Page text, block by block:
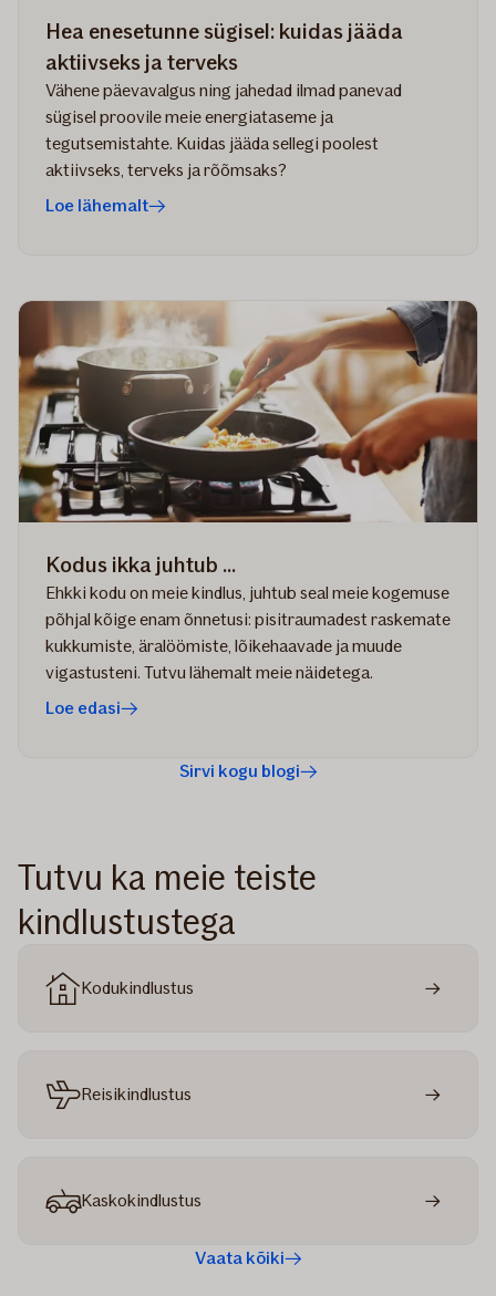
Hea enesetunne sügisel: kuidas jääda
aktiivseks ja terveks
Vähene päevavalgus ning jahedad ilmad panevad
sügisel proovile meie energiataseme ja
tegutsemistahte. Kuidas jääda sellegi poolest
aktiivseks, terveks ja rõõmsaks?
Loe lähemalt
Kodus ikka juhtub ...
Ehkki kodu on meie kindlus, juhtub seal meie kogemuse
põhjal kõige enam õnnetusi: pisitraumadest raskemate
kukkumiste, äralöömiste, lõikehaavade ja muude
vigastusteni. Tutvu lähemalt meie näidetega.
Loe edasi
Sirvi kogu blogi
Tutvu ka meie teiste
kindlustustega
Kodukindlustus
Reisikindlustus
Kaskokindlustus
Vaata kõiki